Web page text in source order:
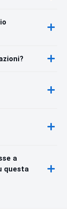
a
questa